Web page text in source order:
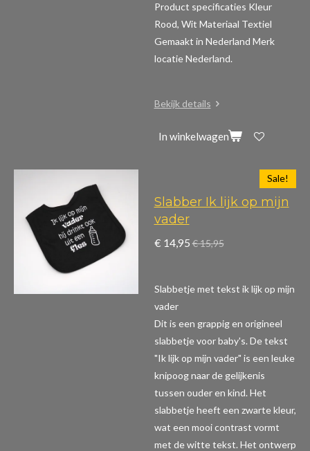
Product specificaties Kleur
Rood, Wit Materiaal Textiel
Gemaakt in Nederland Merk
locatie Nederland.
Bekijk details
In winkelwagen
Sale!
Slabber Ik lijk op mijn
vader
€ 14,95 € 15,95
Slabbetje met tekst ik lijk op mijn
vader
Dit is een grappig en origineel
slabbetje voor baby's. De tekst
"Ik lijk op mijn vader" is een leuke
knipoog naar de gelijkenis
tussen ouder en kind. Het
slabbetje heeft een zwarte kleur,
wat een mooi contrast vormt
met de witte tekst. Het ontwerp